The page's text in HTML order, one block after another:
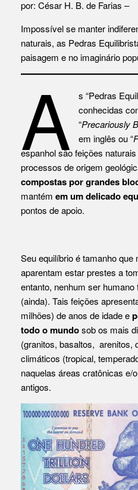
por: César H. B. de Farias –
Impossível se manter
naturais, as Pedras
paisagem e no imaginário
A
s “Pedras
conhecidas
“Precariously
em inglês ou “
espanhol são feições
processos de origem
compostas por grandes
mantém em um delicado
pontos de apoio.
Seu equilíbrio é tamanho
aparentam estar prestes a
entanto, nenhum ser
(ainda). Tais feições
milhões) de anos de idade e
todo o mundosob os mais
(granitos, basaltos, arenitos,
climáticos (tropical,
naquelas áreas cratônicas e/
antigos.